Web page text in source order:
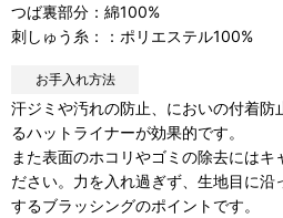
つば裏部分：綿100%
刺しゅう糸：：ポリエステル100%
お手入れ方法
汗ジミや汚れの防止、においの付着防
るハットライナーが効果的です。
また表面のホコリやゴミの除去にはキ
ださい。力を入れ過ぎず、生地目に
するブラッシングのポイントです。